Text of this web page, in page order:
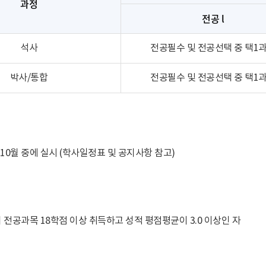
과정
전공 l
석사 전공필수 및 전공선택 중 택1
박사/통합 전공필수 및 전공선택 중 택1
월 중에 실시 (학사일정표 및 공지사항 참고)
전공과목 18학점 이상 취득하고 성적 평점평균이 3.0 이상인 자